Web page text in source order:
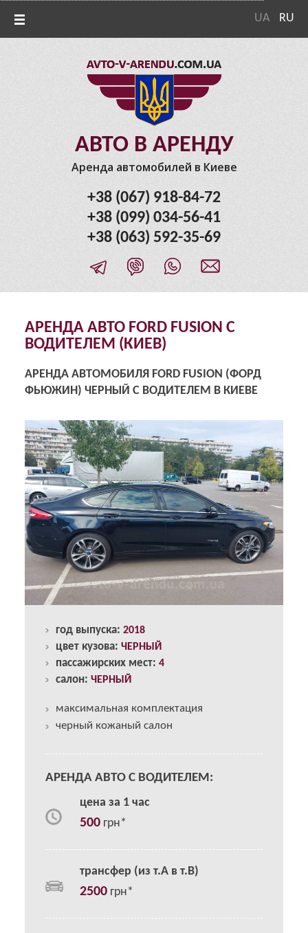
UA RU
АВТО В АРЕНДУ
Аренда автомобилей в Киеве
+38 (067) 918-84-72
+38 (099) 034-56-41
+38 (063) 592-35-69
АРЕНДА АВТО FORD FUSION С
ВОДИТЕЛЕМ (КИЕВ)
АРЕНДА АВТОМОБИЛЯ FORD FUSION (ФОРД
ФЬЮЖИН) ЧЕРНЫЙ С ВОДИТЕЛЕМ В КИЕВЕ
год выпуска:2018
цвет кузова:ЧЕРНЫЙ
пассажирских мест:4
салон:ЧЕРНЫЙ
максимальная комплектация
черный кожаный салон
АРЕНДА АВТО С ВОДИТЕЛЕМ:
цена за 1 час
500 грн*
трансфер (из т.А в т.В)
2500 грн*